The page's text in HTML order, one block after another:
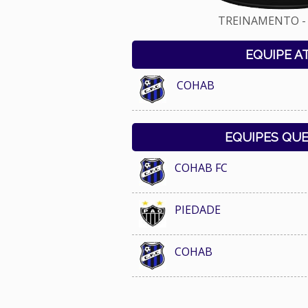
TREINAMENTO
EQUIPE
COHAB
EQUIPES
COHAB FC
PIEDADE
COHAB